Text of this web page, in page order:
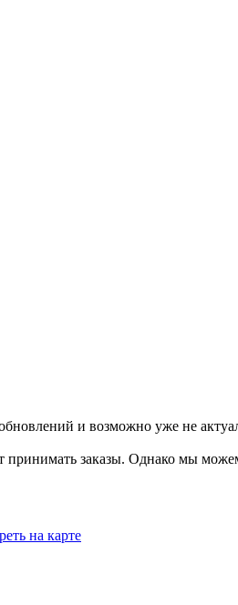
и возможно уже не
принимать заказы. Однако мы
на карте